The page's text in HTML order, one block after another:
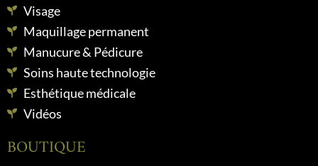
Visage
Maquillage permanent
Manucure & Pédicure
Soins haute technologie
Esthétique médicale
Vidéos
BOUTIQUE